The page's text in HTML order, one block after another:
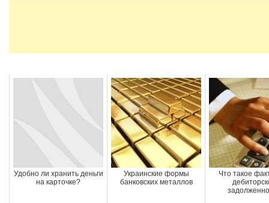
Удобно ли хранить деньги
на карточке?
Украинские формы
банковских металлов
Что такое